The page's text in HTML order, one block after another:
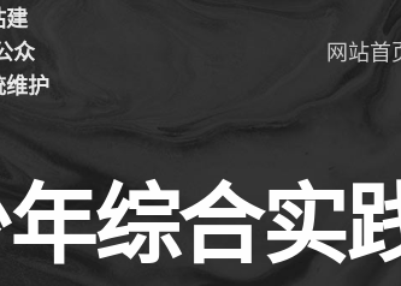
网站首
综合实